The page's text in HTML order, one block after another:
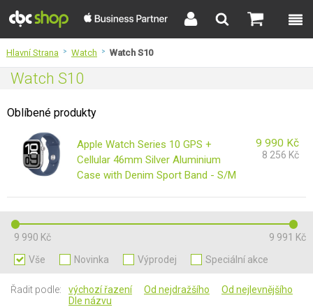
Hlavní Strana > Watch > Watch S10
Watch S10
Oblíbené produkty
Apple Watch Series 10 GPS +
Cellular 46mm Silver Aluminium
Case with Denim Sport Band - S/M
9 990 Kč
8 256 Kč
9 990 Kč
9 991 Kč
Vše
Novinka Výprodej Speciální akce
Řadit podle: výchozí řazení Od nejdražšího
Od nejlevnějšího
Dle názvu